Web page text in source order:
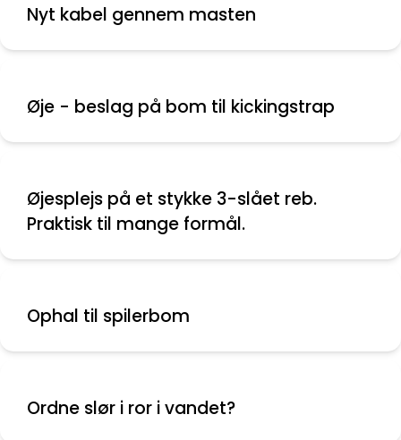
Nyt kabel gennem masten
Øje - beslag på bom til kickingstrap
Øjesplejs på et stykke 3-slået reb.
Praktisk til mange formål.
Ophal til spilerbom
Ordne slør i ror i vandet?